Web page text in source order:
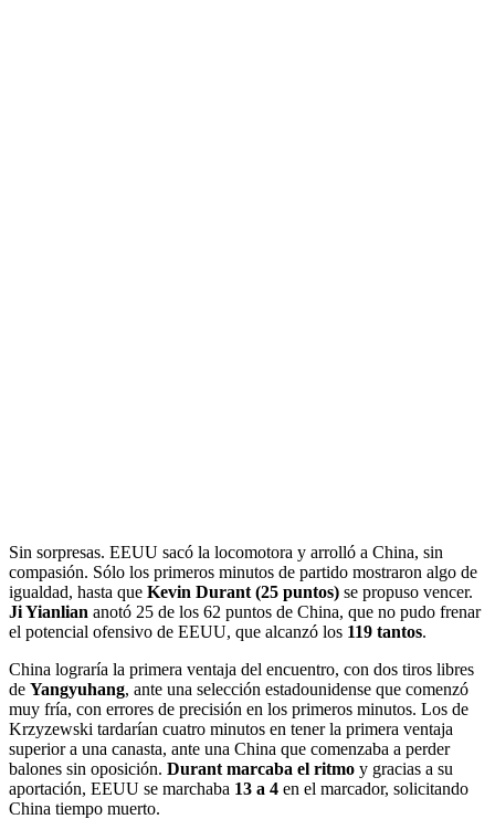
Sin sorpresas. EEUU sacó la locomotora y arrolló a China, sin
compasión. Sólo los primeros minutos de partido mostraron algo de
igualdad, hasta que Kevin Durant (25 puntos) se propuso vencer.
Ji Yianlian anotó 25 de los 62 puntos de China, que no pudo frenar
el potencial ofensivo de EEUU, que alcanzó los 119 tantos.
China lograría la primera ventaja del encuentro, con dos tiros libres
de Yangyuhang, ante una selección estadounidense que comenzó
muy fría, con errores de precisión en los primeros minutos. Los de
Krzyzewski tardarían cuatro minutos en tener la primera ventaja
superior a una canasta, ante una China que comenzaba a perder
balones sin oposición. Durant marcaba el ritmo y gracias a su
aportación, EEUU se marchaba 13 a 4 en el marcador, solicitando
China tiempo muerto.